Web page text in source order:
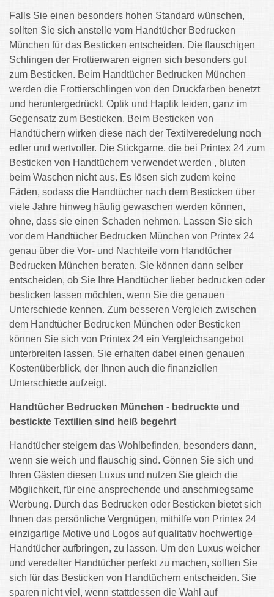
Falls Sie einen besonders hohen Standard wünschen,
sollten Sie sich anstelle vom Handtücher Bedrucken
München für das Besticken entscheiden. Die flauschigen
Schlingen der Frottierwaren eignen sich besonders gut
zum Besticken. Beim Handtücher Bedrucken München
werden die Frottierschlingen von den Druckfarben benetzt
und heruntergedrückt. Optik und Haptik leiden, ganz im
Gegensatz zum Besticken. Beim Besticken von
Handtüchern wirken diese nach der Textilveredelung noch
edler und wertvoller. Die Stickgarne, die bei Printex 24 zum
Besticken von Handtüchern verwendet werden , bluten
beim Waschen nicht aus. Es lösen sich zudem keine
Fäden, sodass die Handtücher nach dem Besticken über
viele Jahre hinweg häufig gewaschen werden können,
ohne, dass sie einen Schaden nehmen. Lassen Sie sich
vor dem Handtücher Bedrucken München von Printex 24
genau über die Vor- und Nachteile vom Handtücher
Bedrucken München beraten. Sie können dann selber
entscheiden, ob Sie Ihre Handtücher lieber bedrucken oder
besticken lassen möchten, wenn Sie die genauen
Unterschiede kennen. Zum besseren Vergleich zwischen
dem Handtücher Bedrucken München oder Besticken
können Sie sich von Printex 24 ein Vergleichsangebot
unterbreiten lassen. Sie erhalten dabei einen genauen
Kostenüberblick, der Ihnen auch die finanziellen
Unterschiede aufzeigt.
Handtücher Bedrucken München - bedruckte und
bestickte Textilien sind heiß begehrt
Handtücher steigern das Wohlbefinden, besonders dann,
wenn sie weich und flauschig sind. Gönnen Sie sich und
Ihren Gästen diesen Luxus und nutzen Sie gleich die
Möglichkeit, für eine ansprechende und anschmiegsame
Werbung. Durch das Bedrucken oder Besticken bietet sich
Ihnen das persönliche Vergnügen, mithilfe von Printex 24
einzigartige Motive und Logos auf qualitativ hochwertige
Handtücher aufbringen, zu lassen. Um den Luxus weicher
und veredelter Handtücher perfekt zu machen, sollten Sie
sich für das Besticken von Handtüchern entscheiden. Sie
sparen nicht viel, wenn stattdessen die Wahl auf